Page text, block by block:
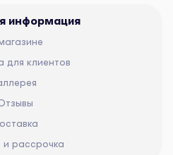
информация
для клиентов
и рассрочка